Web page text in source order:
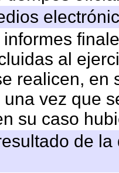
al
realicen, en
vez que
su caso
de